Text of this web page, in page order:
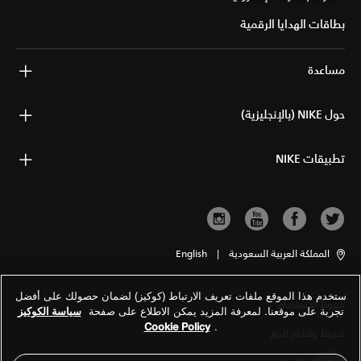
بطاقات الهدايا الرقمية
مساعدة
حول NIKE (بالإنجليزية)
تطبيقات NIKE
المملكة العربية السعودية |
English
شروط الاستخدام
ستخدم هذا الموقع ملفات تعريف الارتباط (كوكيز) لضمان حصولك على أفضل
تجربة على موقعنا. لمعرفة المزيد يمكن الاطلاع على صفحة سياسة الكوكيز
.
Cookie Policy